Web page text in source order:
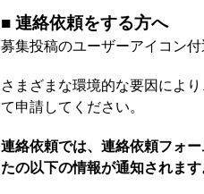
■ 連絡依頼をする方へ
募集投稿のユーザーアイコン
さまざまな環境的な要因によ
て申請してください。
連絡依頼では、連絡依頼フォ
たの以下の情報が通知されます